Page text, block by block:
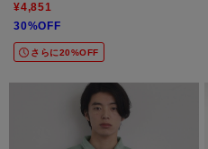
¥4,851
30%OFF
さらに20%OFF